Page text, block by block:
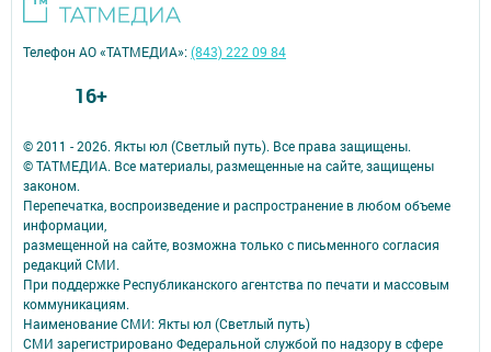
© 2011 - 2026. Якты юл (Светлый путь). Все права защищены.
© ТАТМЕДИА. Все материалы, размещенные на сайте, защищены
законом.
Перепечатка, воспроизведение и распространение в любом объеме
информации,
размещенной на сайте, возможна только с письменного согласия
редакций СМИ.
При поддержке Республиканского агентства по печати и массовым
коммуникациям.
Наименование СМИ: Якты юл (Светлый путь)
СМИ зарегистрировано Федеральной службой по надзору в сфере
Телефон АО «ТАТМЕДИА»:(843) 222 09 84
16+